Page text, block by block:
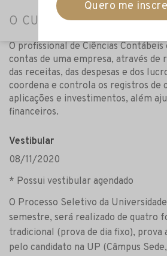
O CURSO
O profissional de Ciências
contas de uma empresa, através de
das receitas, das despesas e dos
coordena e controla os registros de
aplicações e investimentos, além
financeiros.
Vestibular
08/11/2020
* Possui vestibular agendado
O Processo Seletivo da
semestre, será realizado de quatro
tradicional (prova de dia fixo), prova
pelo candidato na UP (Câmpus